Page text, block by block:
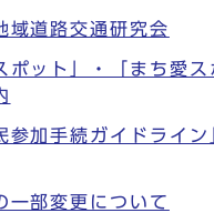
域道路交通研究会
ポット」・「まち愛ス
参加手続ガイドライン
一部変更について